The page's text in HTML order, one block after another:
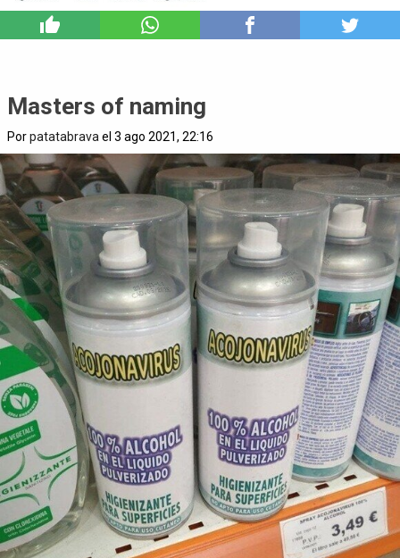
Masters of naming
Porpatatabrava el 3 ago 2021, 22:16